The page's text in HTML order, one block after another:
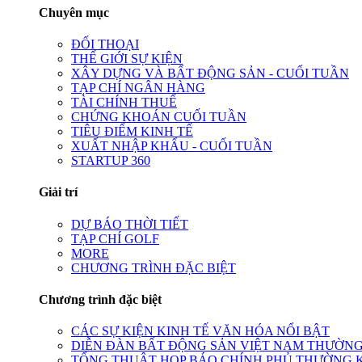
Chuyên mục
ĐỐI THOẠI
THẾ GIỚI SỰ KIỆN
XÂY DỰNG VÀ BẤT ĐỘNG SẢN - CUỐI TUẦN
TẠP CHÍ NGÂN HÀNG
TÀI CHÍNH THUẾ
CHỨNG KHOÁN CUỐI TUẦN
TIÊU ĐIỂM KINH TẾ
XUẤT NHẬP KHẨU - CUỐI TUẦN
STARTUP 360
Giải trí
DỰ BÁO THỜI TIẾT
TẠP CHÍ GOLF
MORE
CHƯƠNG TRÌNH ĐẶC BIỆT
Chương trình đặc biệt
CÁC SỰ KIỆN KINH TẾ VĂN HÓA NỔI BẬT
DIỄN ĐÀN BẤT ĐỘNG SẢN VIỆT NAM